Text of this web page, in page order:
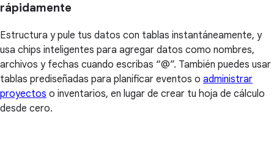
rápidamente
Estructura y pule tus datos con tablas instantáneamente, y
usa chips inteligentes para agregar datos como nombres,
archivos y fechas cuando escribas “@”. También puedes usar
tablas prediseñadas para planificar eventos o administrar
proyectos o inventarios, en lugar de crear tu hoja de cálculo
desde cero.